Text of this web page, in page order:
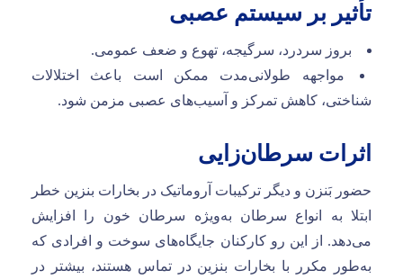
تأثیر بر سیستم عصبی
بروز سردرد، سرگیجه، تهوع و ضعف عمومی.
مواجهه طولانی‌مدت ممکن است باعث اختلالات
شناختی، کاهش تمرکز و آسیب‌های عصبی مزمن شود.
اثرات سرطان‌زایی
حضور بَنزن و دیگر ترکیبات آروماتیک در بخارات بنزین خطر
ابتلا به انواع سرطان به‌ویژه سرطان خون را افزایش
می‌دهد. از این رو کارکنان جایگاه‌های سوخت و افرادی که
به‌طور مکرر با بخارات بنزین در تماس هستند، بیشتر در